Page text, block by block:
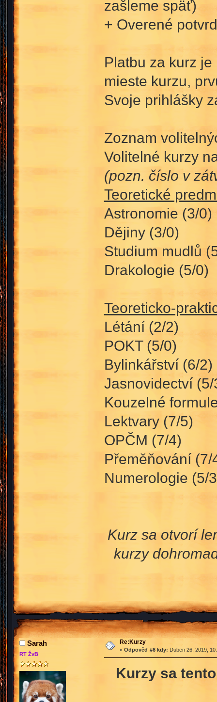
zašleme späť)
+ Overené
Platbu za kurz
mieste kurzu,
Svoje prihlášky
Zoznam
Volitelné kurzy
(pozn. číslo v
Teoretické
Astronomie (3/0)
Dějiny (3/0)
Studium mudlů
Drakologie (5/0)
Teoreticko-
Létání (2/2)
POKT (5/0)
Bylinkářství (6/2)
Jasnovidectví (5/
Kouzelné
Lektvary (7/5)
OPČM (7/4)
Přeměňování (7/
Numerologie (5/
Kurz sa otvorí
kurzy
Sarah
RT ŽvB
Re:Kurzy
« Odpověď #6 kdy: Duben 26, 2019,
Kurzy sa